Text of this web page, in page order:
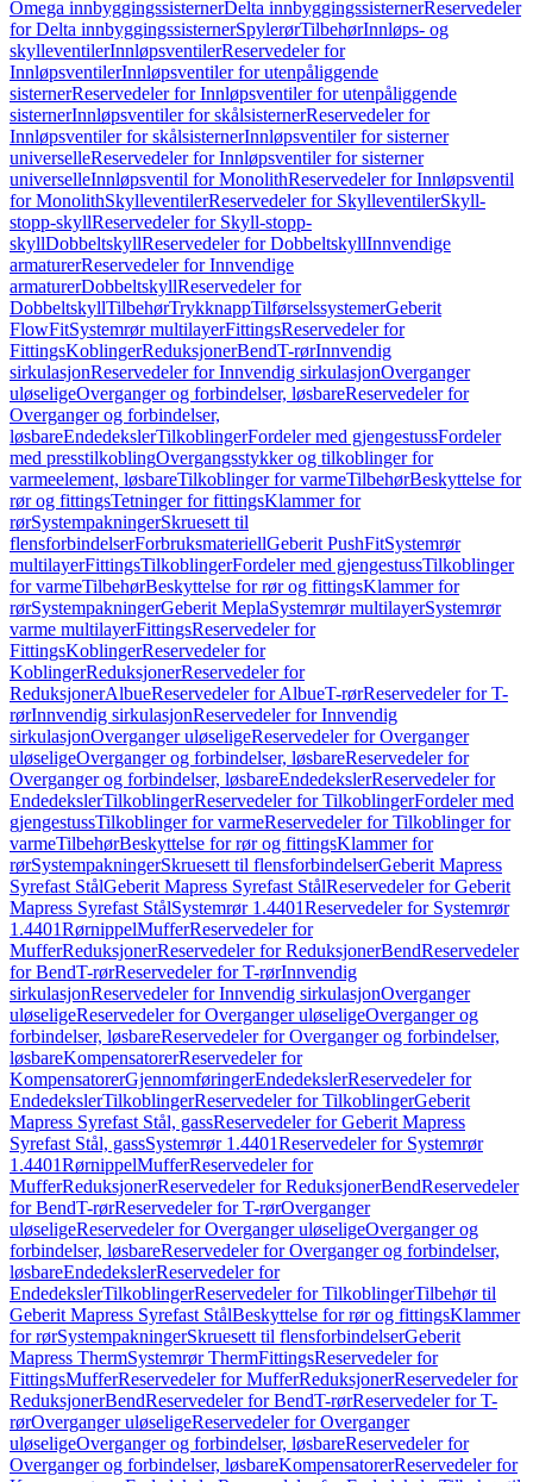
Omega innbyggingssisternerDelta innbyggingssisternerReservedeler
for Delta innbyggingssisternerSpylerørTilbehørInnløps- og
skylleventilerInnløpsventilerReservedeler for
InnløpsventilerInnløpsventiler for utenpåliggende
sisternerReservedeler for Innløpsventiler for utenpåliggende
sisternerInnløpsventiler for skålsisternerReservedeler for
Innløpsventiler for skålsisternerInnløpsventiler for sisterner
universelleReservedeler for Innløpsventiler for sisterner
universelleInnløpsventil for MonolithReservedeler for Innløpsventil
for MonolithSkylleventilerReservedeler for SkylleventilerSkyll-
stopp-skyllReservedeler for Skyll-stopp-
skyllDobbeltskyllReservedeler for DobbeltskyllInnvendige
armaturerReservedeler for Innvendige
armaturerDobbeltskyllReservedeler for
DobbeltskyllTilbehørTrykknappTilførselssystemerGeberit
FlowFitSystemrør multilayerFittingsReservedeler for
FittingsKoblingerReduksjonerBendT-rørInnvendig
sirkulasjonReservedeler for Innvendig sirkulasjonOverganger
uløseligeOverganger og forbindelser, løsbareReservedeler for
Overganger og forbindelser,
løsbareEndedekslerTilkoblingerFordeler med gjengestussFordeler
med presstilkoblingOvergangsstykker og tilkoblinger for
varmeelement, løsbareTilkoblinger for varmeTilbehørBeskyttelse for
rør og fittingsTetninger for fittingsKlammer for
rørSystempakningerSkruesett til
flensforbindelserForbruksmateriellGeberit PushFitSystemrør
multilayerFittingsTilkoblingerFordeler med gjengestussTilkoblinger
for varmeTilbehørBeskyttelse for rør og fittingsKlammer for
rørSystempakningerGeberit MeplaSystemrør multilayerSystemrør
varme multilayerFittingsReservedeler for
FittingsKoblingerReservedeler for
KoblingerReduksjonerReservedeler for
ReduksjonerAlbueReservedeler for AlbueT-rørReservedeler for T-
rørInnvendig sirkulasjonReservedeler for Innvendig
sirkulasjonOverganger uløseligeReservedeler for Overganger
uløseligeOverganger og forbindelser, løsbareReservedeler for
Overganger og forbindelser, løsbareEndedekslerReservedeler for
EndedekslerTilkoblingerReservedeler for TilkoblingerFordeler med
gjengestussTilkoblinger for varmeReservedeler for Tilkoblinger for
varmeTilbehørBeskyttelse for rør og fittingsKlammer for
rørSystempakningerSkruesett til flensforbindelserGeberit Mapress
Syrefast StålGeberit Mapress Syrefast StålReservedeler for Geberit
Mapress Syrefast StålSystemrør 1.4401Reservedeler for Systemrør
1.4401RørnippelMufferReservedeler for
MufferReduksjonerReservedeler for ReduksjonerBendReservedeler
for BendT-rørReservedeler for T-rørInnvendig
sirkulasjonReservedeler for Innvendig sirkulasjonOverganger
uløseligeReservedeler for Overganger uløseligeOverganger og
forbindelser, løsbareReservedeler for Overganger og forbindelser,
løsbareKompensatorerReservedeler for
KompensatorerGjennomføringerEndedekslerReservedeler for
EndedekslerTilkoblingerReservedeler for TilkoblingerGeberit
Mapress Syrefast Stål, gassReservedeler for Geberit Mapress
Syrefast Stål, gassSystemrør 1.4401Reservedeler for Systemrør
1.4401RørnippelMufferReservedeler for
MufferReduksjonerReservedeler for ReduksjonerBendReservedeler
for BendT-rørReservedeler for T-rørOverganger
uløseligeReservedeler for Overganger uløseligeOverganger og
forbindelser, løsbareReservedeler for Overganger og forbindelser,
løsbareEndedekslerReservedeler for
EndedekslerTilkoblingerReservedeler for TilkoblingerTilbehør til
Geberit Mapress Syrefast StålBeskyttelse for rør og fittingsKlammer
for rørSystempakningerSkruesett til flensforbindelserGeberit
Mapress ThermSystemrør ThermFittingsReservedeler for
FittingsMufferReservedeler for MufferReduksjonerReservedeler for
ReduksjonerBendReservedeler for BendT-rørReservedeler for T-
rørOverganger uløseligeReservedeler for Overganger
uløseligeOverganger og forbindelser, løsbareReservedeler for
Overganger og forbindelser, løsbareKompensatorerReservedeler for